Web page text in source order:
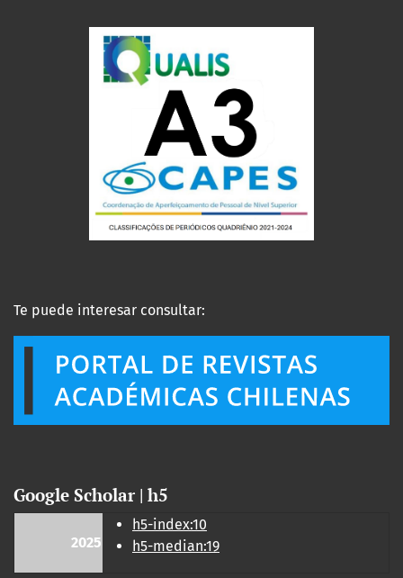
Te puede interesar consultar:
Google Scholar | h5
2025
h5-index:10
h5-median:19